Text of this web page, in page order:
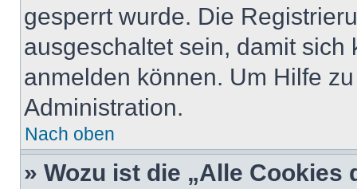
gesperrt wurde. Die
ausgeschaltet sein, damit
anmelden können. Um Hilfe
Administration.
Nach oben
» Wozu ist die „Alle